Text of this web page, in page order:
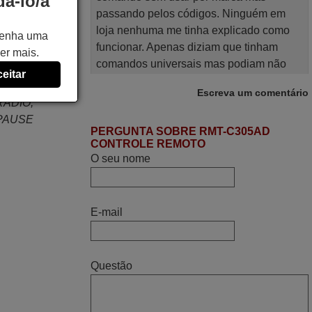
6
0/10
passando pelos códigos. Ninguém em
loja nenhuma me tinha explicado como
funcionar. Apenas diziam que tinham
comandos universais mas podiam não
Julho 2025
Escreva um comentário
PERGUNTA SOBRE RMT-C305AD
CONTROLE REMOTO
O seu nome
E-mail
Questão
uma
mais.